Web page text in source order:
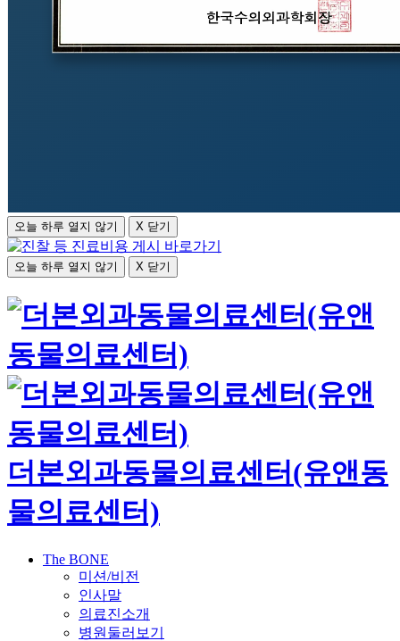
오늘 하루 열지 않기 X 닫기
오늘 하루 열지 않기 X 닫기
더본외과동물의료센터(유앤동
물의료센터)
The BONE
미션/비전
인사말
의료진소개
병원둘러보기